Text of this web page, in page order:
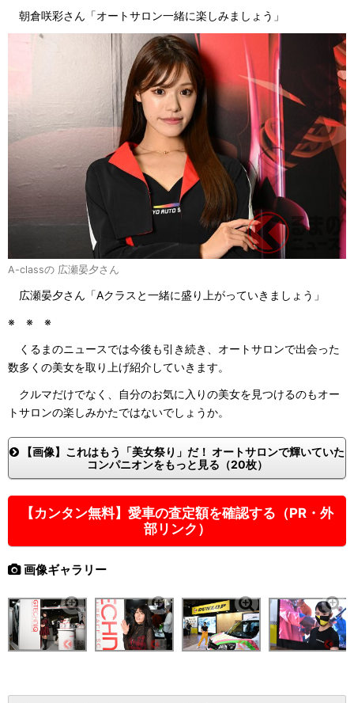
朝倉咲彩さん「オートサロン一緒に楽しみましょう」
A-classの 広瀬晏夕さん
広瀬晏夕さん「Aクラスと一緒に盛り上がっていきましょう」
※ ※ ※
くるまのニュースでは今後も引き続き、オートサロンで出会った
数多くの美女を取り上げ紹介していきます。
クルマだけでなく、自分のお気に入りの美女を見つけるのもオー
トサロンの楽しみかたではないでしょうか。
【画像】これはもう「美女祭り」だ！ オートサロンで輝いていた
コンパニオンをもっと見る（20枚）
【カンタン無料】愛車の査定額を確認する（PR・外
部リンク）
画像ギャラリー